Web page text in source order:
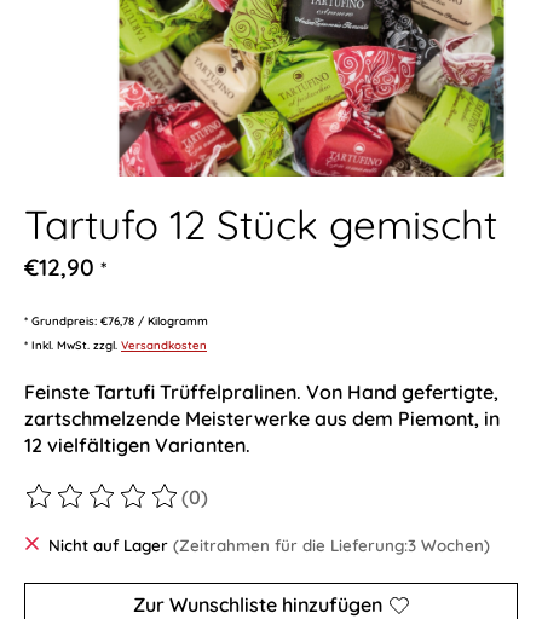
Tartufo 12 Stück gemischt
€12,90 *
* Grundpreis: €76,78 / Kilogramm
* Inkl. MwSt. zzgl. Versandkosten
Feinste Tartufi Trüffelpralinen. Von Hand gefertigte,
zartschmelzende Meisterwerke aus dem Piemont, in
12 vielfältigen Varianten.
Die Bewertung dieses Produkts ist
(0)
Nicht auf Lager (Zeitrahmen für die Lieferung:3 Wochen)
Zur Wunschliste hinzufügen